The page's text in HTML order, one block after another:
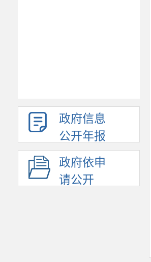
政府信息
公开年报
政府依申
请公开